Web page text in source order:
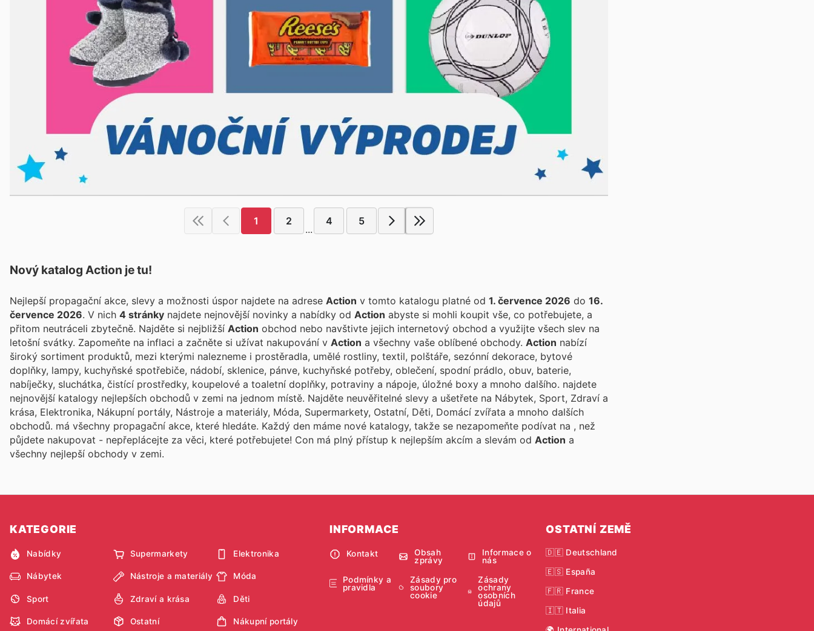
1 2
...
4 5
Nový katalog Action je tu!
Nejlepší propagační akce, slevy a možnosti úspor najdete na adrese Action v tomto katalogu platné od 1. července 2026 do 16.
července 2026 . V nich 4 stránky najdete nejnovější novinky a nabídky od Action abyste si mohli koupit vše, co potřebujete, a
přitom neutráceli zbytečně. Najděte si nejbližší Action obchod nebo navštivte jejich internetový obchod a využijte všech slev na
letošní svátky. Zapomeňte na inflaci a začněte si užívat nakupování v Action a všechny vaše oblíbené obchody. Action nabízí
široký sortiment produktů, mezi kterými nalezneme i prostěradla, umělé rostliny, textil, polštáře, sezónní dekorace, bytové
doplňky, lampy, kuchyňské spotřebiče, nádobí, sklenice, pánve, kuchyňské potřeby, oblečení, spodní prádlo, obuv, baterie,
nabíječky, sluchátka, čistící prostředky, koupelové a toaletní doplňky, potraviny a nápoje, úložné boxy a mnoho dalšího. najdete
nejnovější katalogy nejlepších obchodů v zemi na jednom místě. Najděte neuvěřitelné slevy a ušetřete na Nábytek, Sport, Zdraví a
krása, Elektronika, Nákupní portály, Nástroje a materiály, Móda, Supermarkety, Ostatní, Děti, Domácí zvířata a mnoho dalších
obchodů. má všechny propagační akce, které hledáte. Každý den máme nové katalogy, takže se nezapomeňte podívat na , než
půjdete nakupovat - nepřeplácejte za věci, které potřebujete! Con má plný přístup k nejlepším akcím a slevám od Action a
všechny nejlepší obchody v zemi.
KATEGORIE
Nabídky Supermarkety Elektronika
Nábytek Nástroje a materiály Móda
Sport Zdraví a krása Děti
Domácí zvířata Ostatní Nákupní portály
INFORMACE
Kontakt
Obsah
zprávy
Informace o
nás
Podmínky a
pravidla
Zásady pro
soubory
cookie
Zásady
ochrany
osobních
údajů
OSTATNÍ ZEMĚ
🇩🇪 Deutschland
🇪🇸 España
🇫🇷 France
🇮🇹 Italia